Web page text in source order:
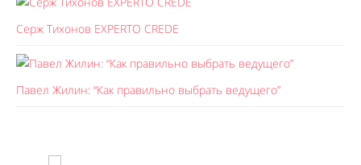
Серж Тихонов EXPERTO CREDE
Павел Жилин: “Как правильно выбрать ведущего”